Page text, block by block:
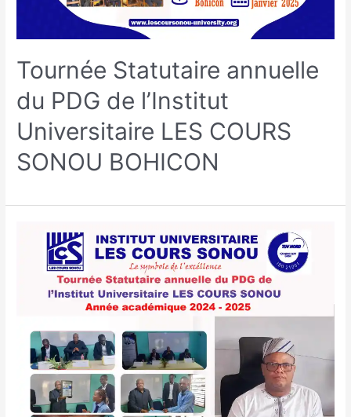
Tournée Statutaire annuelle
du PDG de l’Institut
Universitaire LES COURS
SONOU BOHICON